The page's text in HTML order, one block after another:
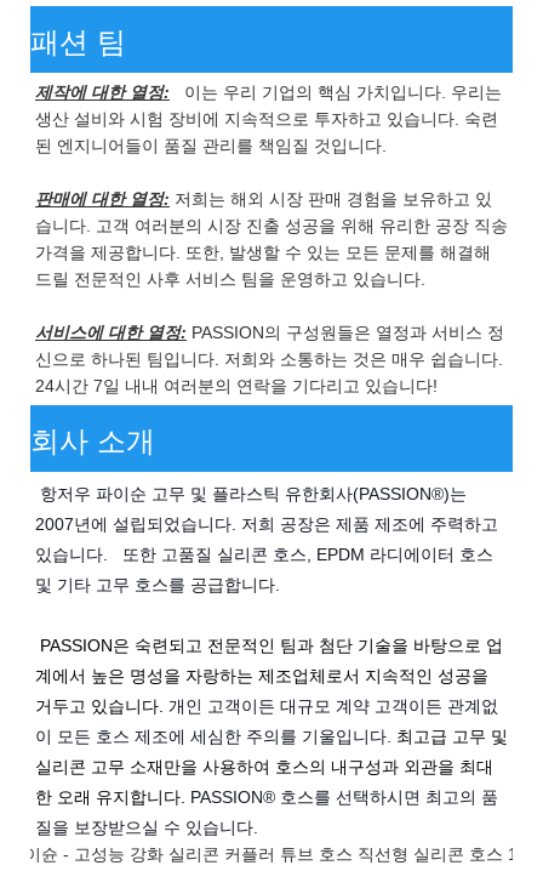
패션 팀
제작에 대한 열정:
이는 우리 기업의 핵심 가치입니다. 우리는
생산 설비와 시험 장비에 지속적으로 투자하고 있습니다. 숙련
된 엔지니어들이 품질 관리를 책임질 것입니다.
판매에 대한 열정: 저희는 해외 시장 판매 경험을 보유하고 있
습니다. 고객 여러분의 시장 진출 성공을 위해 유리한 공장 직송
가격을 제공합니다. 또한, 발생할 수 있는 모든 문제를 해결해
드릴 전문적인 사후 서비스 팀을 운영하고 있습니다.
서비스에 대한 열정: PASSION의 구성원들은 열정과 서비스 정
신으로 하나된 팀입니다. 저희와 소통하는 것은 매우 쉽습니다.
24시간 7일 내내 여러분의 연락을 기다리고 있습니다!
회사 소개
항저우 파이순 고무 및 플라스틱 유한회사(PASSION®)는
2007년에 설립되었습니다. 저희 공장은 제품 제조에 주력하고
있습니다.
또한 고품질 실리콘 호스, EPDM 라디에이터 호스
및 기타 고무 호스를 공급합니다.
PASSION은 숙련되고 전문적인 팀과 첨단 기술을 바탕으로 업
계에서 높은 명성을 자랑하는 제조업체로서 지속적인 성공을
거두고 있습니다. 개인 고객이든 대규모 계약 고객이든 관계없
이 모든 호스 제조에 세심한 주의를 기울입니다. 최고급 고무 및
실리콘 고무 소재만을 사용하여 호스의 내구성과 외관을 최대
한 오래 유지합니다. PASSION® 호스를 선택하시면 최고의 품
질을 보장받으실 수 있습니다.